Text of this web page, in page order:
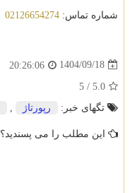
شماره تماس: 02126654274
1404/09/18
20:26:06
5.0
/
5
تگهای خبر:
رپورتاژ
این مطلب را می پسندید؟